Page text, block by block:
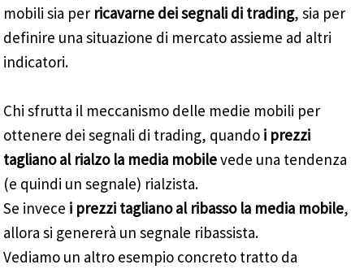
mobili sia per ricavarne dei segnali di trading, sia per
definire una situazione di mercato assieme ad altri
indicatori.
Chi sfrutta il meccanismo delle medie mobili per
ottenere dei segnali di trading, quando i prezzi
tagliano al rialzo la media mobilevede una tendenza
(e quindi un segnale) rialzista.
Se invece i prezzi tagliano al ribasso la media mobile,
allora si genererà un segnale ribassista.
Vediamo un altro esempio concreto tratto da